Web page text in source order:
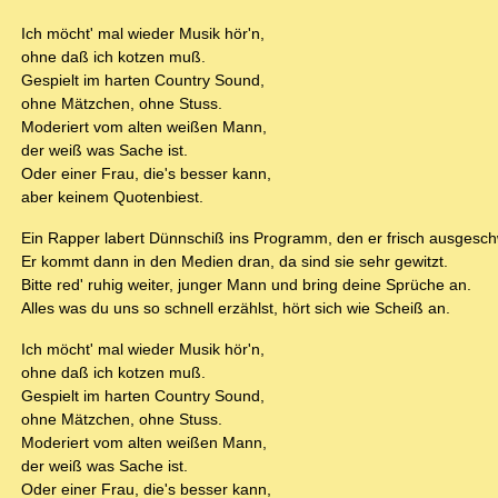
Ich möcht' mal wieder Musik hör'n,
ohne daß ich kotzen muß.
Gespielt im harten Country Sound,
ohne Mätzchen, ohne Stuss.
Moderiert vom alten weißen Mann,
der weiß was Sache ist.
Oder einer Frau, die's besser kann,
aber keinem Quotenbiest.
Ein Rapper labert Dünnschiß ins Programm, den er frisch
Er kommt dann in den Medien dran, da sind sie sehr gewitzt.
Bitte red' ruhig weiter, junger Mann und bring deine Sprüche an.
Alles was du uns so schnell erzählst, hört sich wie Scheiß an.
Ich möcht' mal wieder Musik hör'n,
ohne daß ich kotzen muß.
Gespielt im harten Country Sound,
ohne Mätzchen, ohne Stuss.
Moderiert vom alten weißen Mann,
der weiß was Sache ist.
Oder einer Frau, die's besser kann,